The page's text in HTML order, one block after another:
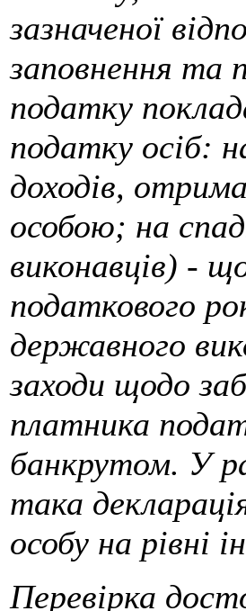
зазначеної
заповнення та
податку
податку осіб:
доходів,
особою; на
виконавців) -
податкового
державного
заходи щодо
платника
банкрутом. У
така
особу на рівні
Перевірка